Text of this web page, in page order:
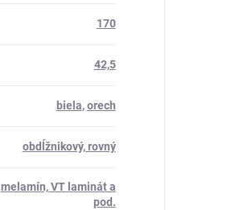
170
42,5
biela,orech
obdĺžnikový, rovný
melamín, VT laminát a
pod.